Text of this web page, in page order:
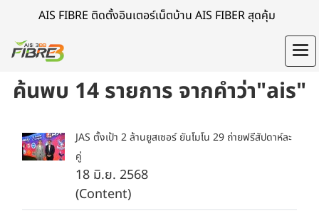
AIS FIBRE ติดตั้งอินเตอร์เน็ตบ้าน AIS FIBER สุดคุ้ม
ค้นพบ 14 รายการ จากคำว่า"ais"
JAS ตั้งเป้า 2 ล้านยูสเซอร์ ยันโมโน 29 ถ่ายฟรีสัปดาห์ละ
คู่
18 มิ.ย. 2568
(Content)